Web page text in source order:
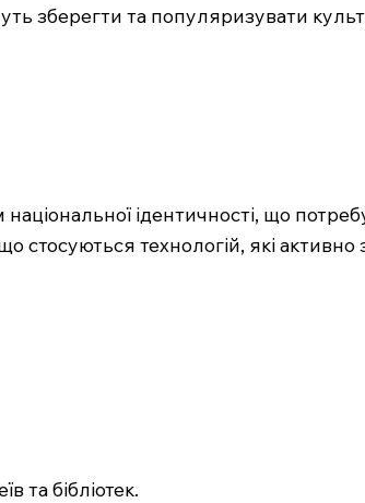
зберегти та популяризувати
ідентичності, що
стосуються технологій, які активно
та бібліотек.